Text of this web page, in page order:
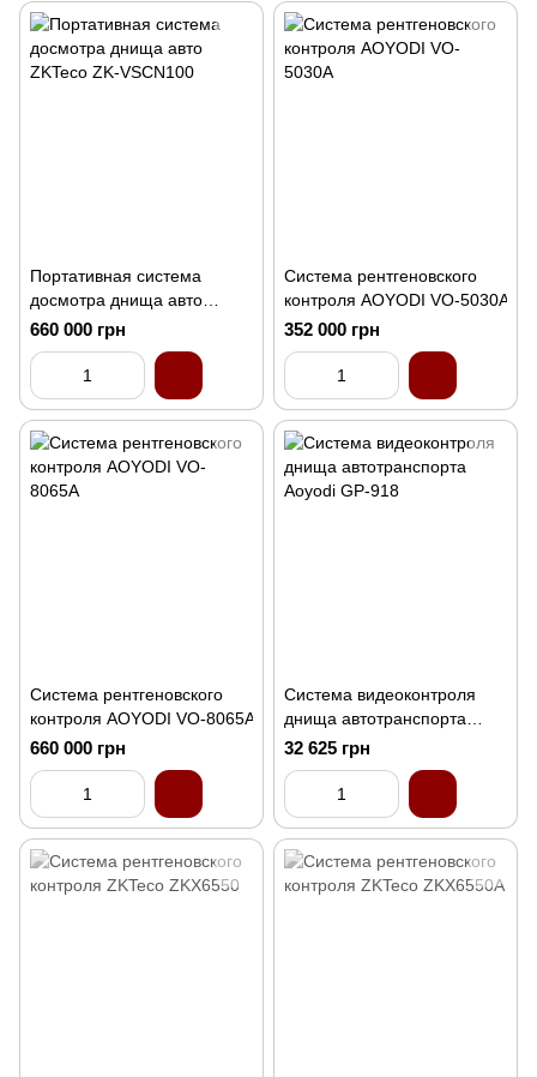
Портативная система
досмотра днища авто
ZKTeco ZK-VSCN100
660 000 грн
Система рентгеновского
контроля AOYODI VO-5030A
352 000 грн
Система рентгеновского
контроля AOYODI VO-8065A
660 000 грн
Система видеоконтроля
днища автотранспорта
Aoyodi GP-918
32 625 грн